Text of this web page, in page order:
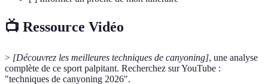
📺 Ressource Vidéo
> [Découvrez les meilleures techniques de canyoning], une analyse
complète de ce sport palpitant. Recherchez sur YouTube :
"techniques de canyoning 2026".